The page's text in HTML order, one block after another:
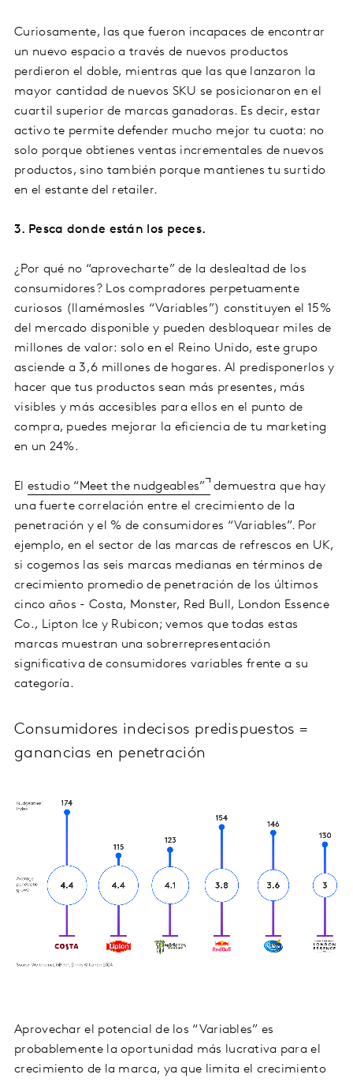
Curiosamente, las que fueron incapaces de encontrar
un nuevo espacio a través de nuevos productos
perdieron el doble, mientras que las que lanzaron la
mayor cantidad de nuevos SKU se posicionaron en el
cuartil superior de marcas ganadoras. Es decir, estar
activo te permite defender mucho mejor tu cuota: no
solo porque obtienes ventas incrementales de nuevos
productos, sino también porque mantienes tu surtido
en el estante del retailer.
3. Pesca donde están los peces.
¿Por qué no “aprovecharte” de la deslealtad de los
consumidores? Los compradores perpetuamente
curiosos (llamémosles “Variables”) constituyen el 15%
del mercado disponible y pueden desbloquear miles de
millones de valor: solo en el Reino Unido, este grupo
asciende a 3,6 millones de hogares. Al predisponerlos y
hacer que tus productos sean más presentes, más
visibles y más accesibles para ellos en el punto de
compra, puedes mejorar la eficiencia de tu marketing
en un 24%.
El estudio “Meet the nudgeables” demuestra que hay
una fuerte correlación entre el crecimiento de la
penetración y el % de consumidores “Variables”. Por
ejemplo, en el sector de las marcas de refrescos en UK,
si cogemos las seis marcas medianas en términos de
crecimiento promedio de penetración de los últimos
cinco años - Costa, Monster, Red Bull, London Essence
Co., Lipton Ice y Rubicon; vemos que todas estas
marcas muestran una sobrerrepresentación
significativa de consumidores variables frente a su
categoría.
Consumidores indecisos predispuestos =
ganancias en penetración
Aprovechar el potencial de los “Variables” es
probablemente la oportunidad más lucrativa para el
crecimiento de la marca, ya que limita el crecimiento